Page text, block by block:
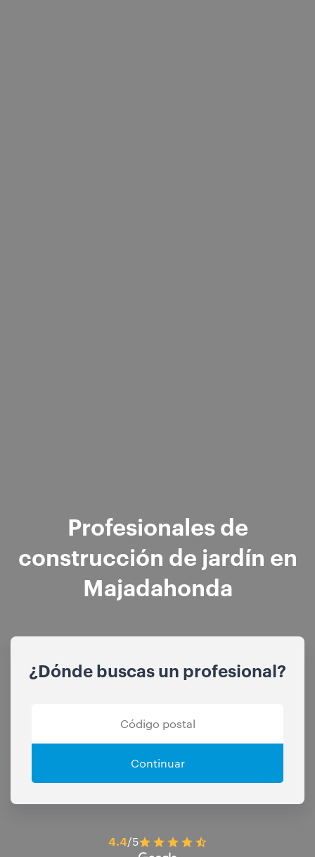
Profesionales de
construcción de jardín en
Majadahonda
¿Dónde buscas un profesional?
Continuar
4.4/5